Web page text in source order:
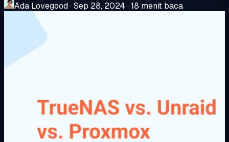
Ada Lovegood·Sep 28, 2024 ·18 menit baca